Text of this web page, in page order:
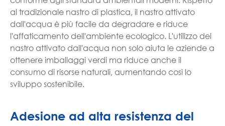
al tradizionale nastro di plastica, il nastro attivato
dall'acqua è più facile da degradare e riduce
l'affaticamento dell'ambiente ecologico. L'utilizzo del
nastro attivato dall'acqua non solo aiuta le aziende a
ottenere imballaggi verdi ma riduce anche il
consumo di risorse naturali, aumentando così lo
sviluppo sostenibile.
Adesione ad alta resistenza del